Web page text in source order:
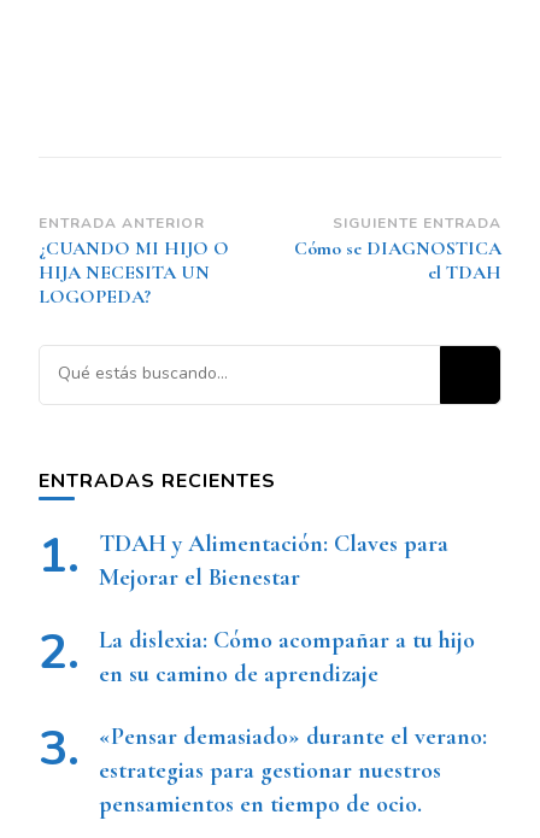
ENTRADA ANTERIOR
¿CUANDO MI HIJO O
HIJA NECESITA UN
LOGOPEDA?
SIGUIENTE ENTRADA
Cómo se DIAGNOSTICA
el TDAH
ENTRADAS RECIENTES
TDAH y Alimentación: Claves para
Mejorar el Bienestar
La dislexia: Cómo acompañar a tu hijo
en su camino de aprendizaje
«Pensar demasiado» durante el verano:
estrategias para gestionar nuestros
pensamientos en tiempo de ocio.